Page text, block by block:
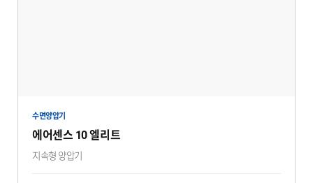
수면양압기
에어센스 10 엘리트
지속형 양압기